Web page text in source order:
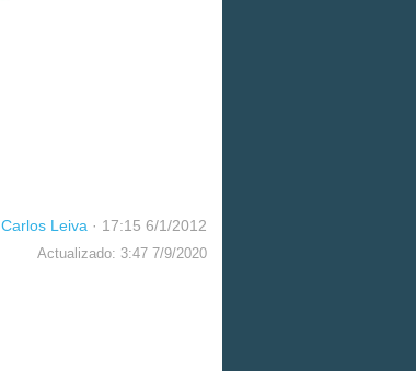
Carlos Leiva · 17:15 6/1/2012
Actualizado: 3:47 7/9/2020